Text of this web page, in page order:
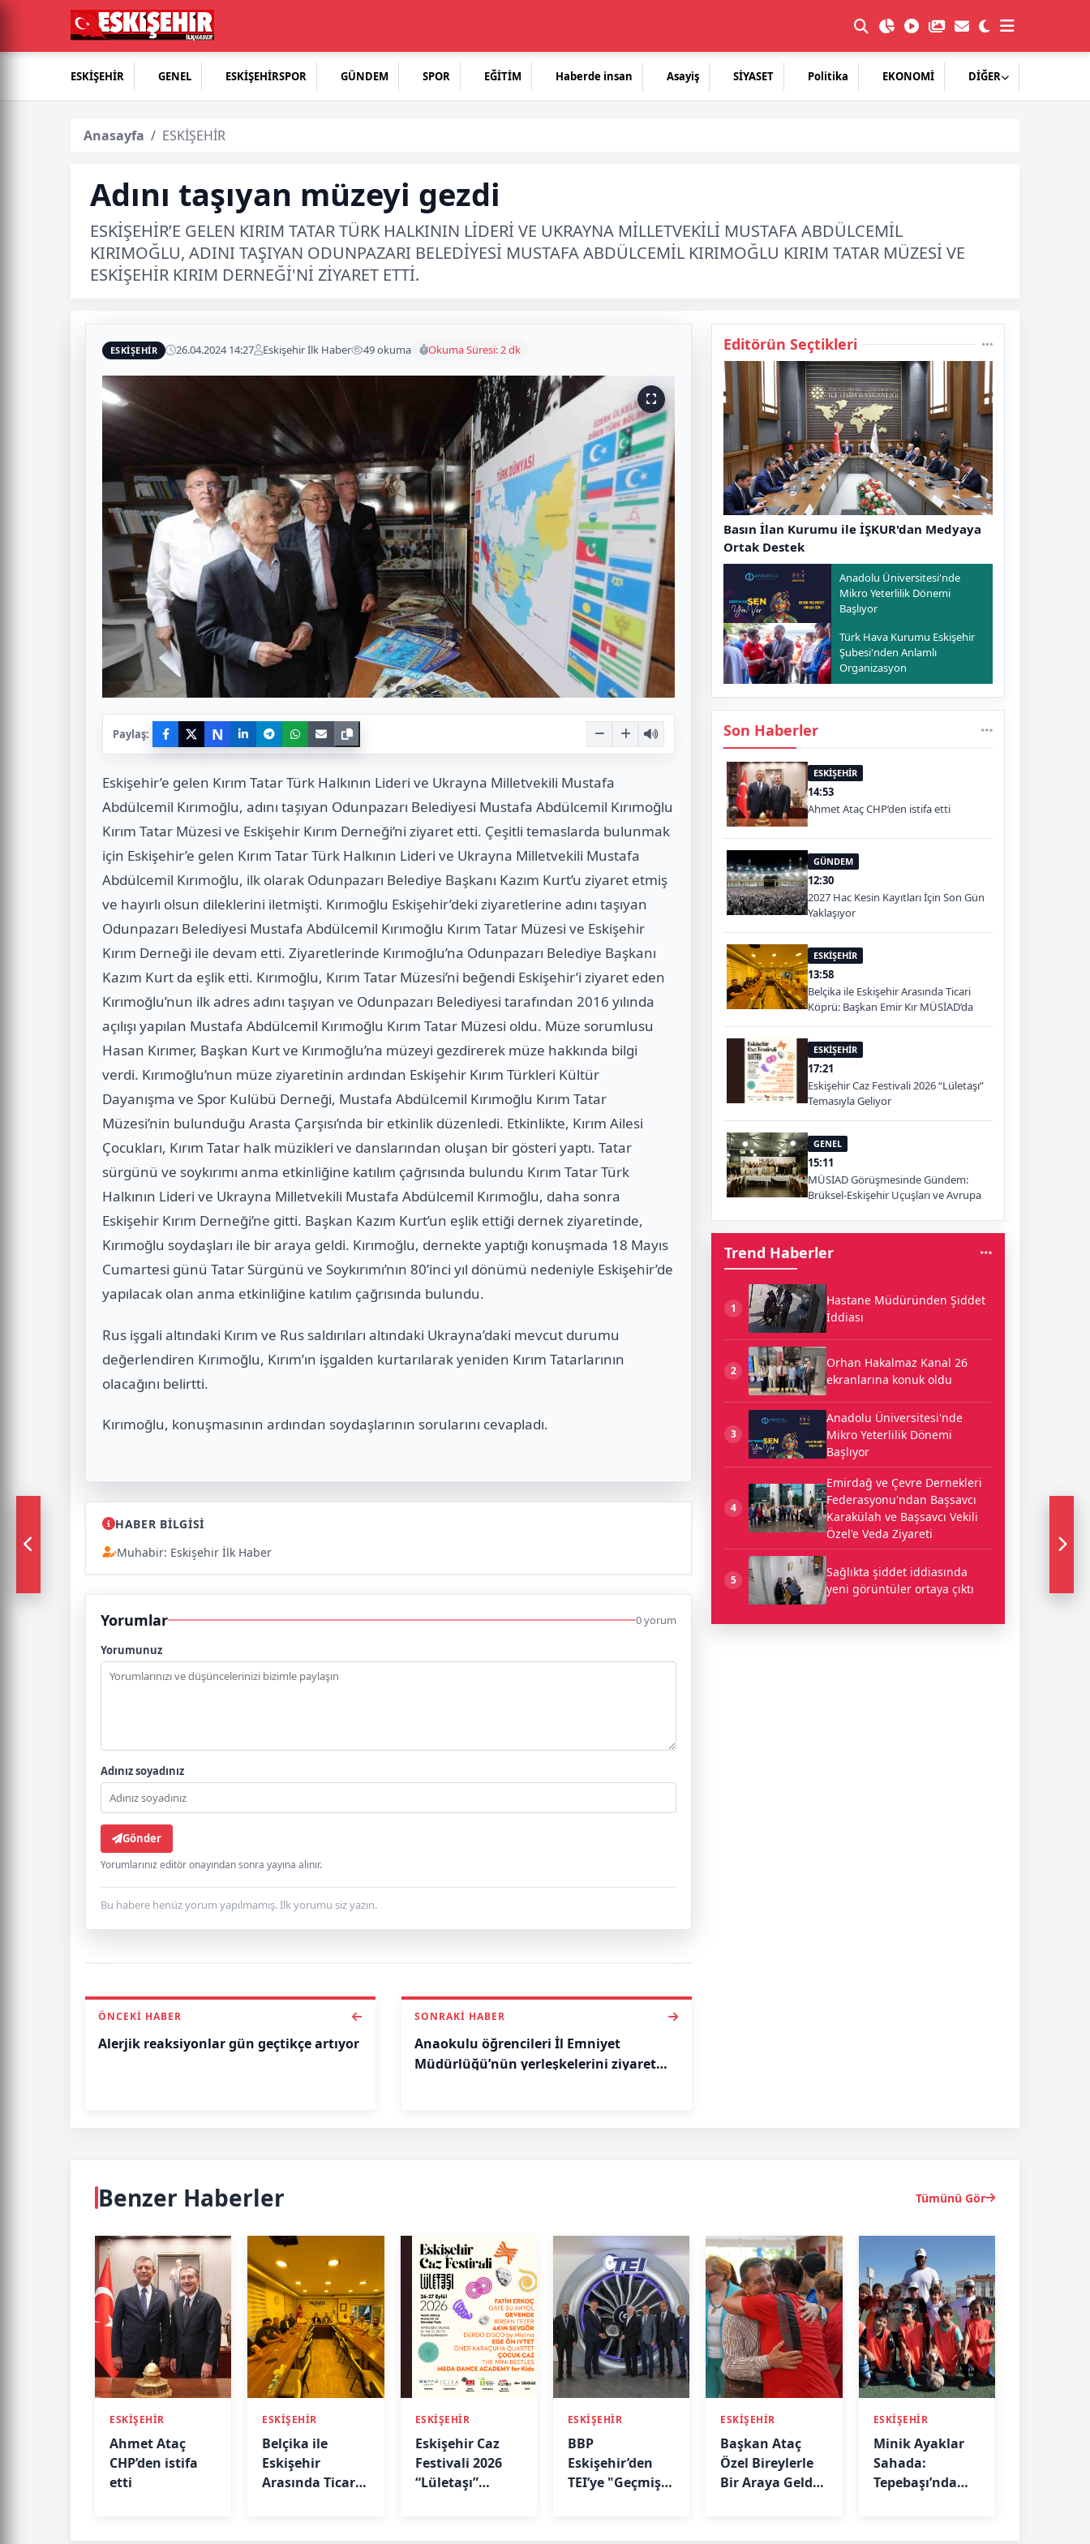
ESKİŞEHİR GENEL ESKİŞEHİRSPOR GÜNDEM SPOR EĞİTİM Haberde insan Asayiş SİYASET Politika EKONOMİ DİĞER
Anasayfa ESKİŞEHİR
Adını taşıyan müzeyi gezdi
ESKİŞEHİR’E GELEN KIRIM TATAR TÜRK HALKININ LİDERİ VE UKRAYNA MİLLETVEKİLİ MUSTAFA ABDÜLCEMİL
KIRIMOĞLU, ADINI TAŞIYAN ODUNPAZARI BELEDİYESİ MUSTAFA ABDÜLCEMİL KIRIMOĞLU KIRIM TATAR MÜZESİ VE
ESKİŞEHİR KIRIM DERNEĞİ'Nİ ZİYARET ETTİ.
ESKİŞEHİR 26.04.2024 14:27 Eskişehir İlk Haber 49 okuma Okuma Süresi: 2 dk
Paylaş: N
Eskişehir’e gelen Kırım Tatar Türk Halkının Lideri ve Ukrayna Milletvekili Mustafa
Abdülcemil Kırımoğlu, adını taşıyan Odunpazarı Belediyesi Mustafa Abdülcemil Kırımoğlu
Kırım Tatar Müzesi ve Eskişehir Kırım Derneği’ni ziyaret etti. Çeşitli temaslarda bulunmak
için Eskişehir’e gelen Kırım Tatar Türk Halkının Lideri ve Ukrayna Milletvekili Mustafa
Abdülcemil Kırımoğlu, ilk olarak Odunpazarı Belediye Başkanı Kazım Kurt’u ziyaret etmiş
ve hayırlı olsun dileklerini iletmişti. Kırımoğlu Eskişehir’deki ziyaretlerine adını taşıyan
Odunpazarı Belediyesi Mustafa Abdülcemil Kırımoğlu Kırım Tatar Müzesi ve Eskişehir
Kırım Derneği ile devam etti. Ziyaretlerinde Kırımoğlu’na Odunpazarı Belediye Başkanı
Kazım Kurt da eşlik etti. Kırımoğlu, Kırım Tatar Müzesi’ni beğendi Eskişehir’i ziyaret eden
Kırımoğlu’nun ilk adres adını taşıyan ve Odunpazarı Belediyesi tarafından 2016 yılında
açılışı yapılan Mustafa Abdülcemil Kırımoğlu Kırım Tatar Müzesi oldu. Müze sorumlusu
Hasan Kırımer, Başkan Kurt ve Kırımoğlu’na müzeyi gezdirerek müze hakkında bilgi
verdi. Kırımoğlu’nun müze ziyaretinin ardından Eskişehir Kırım Türkleri Kültür
Dayanışma ve Spor Kulübü Derneği, Mustafa Abdülcemil Kırımoğlu Kırım Tatar
Müzesi’nin bulunduğu Arasta Çarşısı’nda bir etkinlik düzenledi. Etkinlikte, Kırım Ailesi
Çocukları, Kırım Tatar halk müzikleri ve danslarından oluşan bir gösteri yaptı. Tatar
sürgünü ve soykırımı anma etkinliğine katılım çağrısında bulundu Kırım Tatar Türk
Halkının Lideri ve Ukrayna Milletvekili Mustafa Abdülcemil Kırımoğlu, daha sonra
Eskişehir Kırım Derneği’ne gitti. Başkan Kazım Kurt’un eşlik ettiği dernek ziyaretinde,
Kırımoğlu soydaşları ile bir araya geldi. Kırımoğlu, dernekte yaptığı konuşmada 18 Mayıs
Cumartesi günü Tatar Sürgünü ve Soykırımı’nın 80’inci yıl dönümü nedeniyle Eskişehir’de
yapılacak olan anma etkinliğine katılım çağrısında bulundu.
Rus işgali altındaki Kırım ve Rus saldırıları altındaki Ukrayna’daki mevcut durumu
değerlendiren Kırımoğlu, Kırım’ın işgalden kurtarılarak yeniden Kırım Tatarlarının
olacağını belirtti.
Kırımoğlu, konuşmasının ardından soydaşlarının sorularını cevapladı.
HABER BİLGİSİ
Muhabir: Eskişehir İlk Haber
Yorumlar 0 yorum
Yorumunuz
Adınız soyadınız
Gönder
Yorumlarınız editör onayından sonra yayına alınır.
Bu habere henüz yorum yapılmamış. İlk yorumu siz yazın.
ÖNCEKI HABER
Alerjik reaksiyonlar gün geçtikçe artıyor
SONRAKI HABER
Anaokulu öğrencileri İl Emniyet
Müdürlüğü’nün yerleşkelerini ziyaret
Editörün Seçtikleri
Basın İlan Kurumu ile İŞKUR'dan Medyaya
Ortak Destek
Anadolu Üniversitesi'nde
Mikro Yeterlilik Dönemi
Başlıyor
Türk Hava Kurumu Eskişehir
Şubesi'nden Anlamlı
Organizasyon
Son Haberler
ESKİŞEHİR
14:53
Ahmet Ataç CHP’den istifa etti
GÜNDEM
12:30
2027 Hac Kesin Kayıtları İçin Son Gün
Yaklaşıyor
ESKİŞEHİR
13:58
Belçika ile Eskişehir Arasında Ticari
Köprü: Başkan Emir Kır MÜSİAD’da
ESKİŞEHİR
17:21
Eskişehir Caz Festivali 2026 “Lületaşı”
Temasıyla Geliyor
GENEL
15:11
MÜSİAD Görüşmesinde Gündem:
Brüksel-Eskişehir Uçuşları ve Avrupa
Trend Haberler
1
Hastane Müdüründen Şiddet
İddiası
2
Orhan Hakalmaz Kanal 26
ekranlarına konuk oldu
3
Anadolu Üniversitesi'nde
Mikro Yeterlilik Dönemi
Başlıyor
4
Emirdağ ve Çevre Dernekleri
Federasyonu'ndan Başsavcı
Karakülah ve Başsavcı Vekili
Özel'e Veda Ziyareti
5
Sağlıkta şiddet iddiasında
yeni görüntüler ortaya çıktı
Benzer Haberler Tümünü Gör
ESKİŞEHİR
Ahmet Ataç
CHP’den istifa
etti
ESKİŞEHİR
Belçika ile
Eskişehir
Arasında Ticari
ESKİŞEHİR
Eskişehir Caz
Festivali 2026
“Lületaşı”
ESKİŞEHİR
BBP
Eskişehir’den
TEI’ye "Geçmiş
ESKİŞEHİR
Başkan Ataç
Özel Bireylerle
Bir Araya Geldi:
ESKİŞEHİR
Minik Ayaklar
Sahada:
Tepebaşı’nda